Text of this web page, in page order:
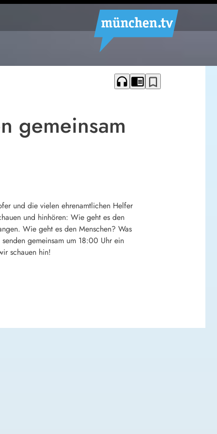
headphones chrome_reader_mode bookmark_border
gemeinsam
und die vielen ehrenamtlichen Helfer
und hinhören: Wie geht es den
Wie geht es den Menschen? Was
gemeinsam um 18:00 Uhr ein
schauen hin!